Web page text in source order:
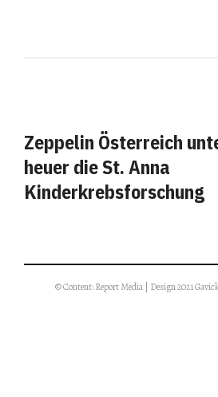
Zeppelin Österreich
heuer die St. Anna
Kinderkrebsforschung
© Content: Report Media | Design 2021